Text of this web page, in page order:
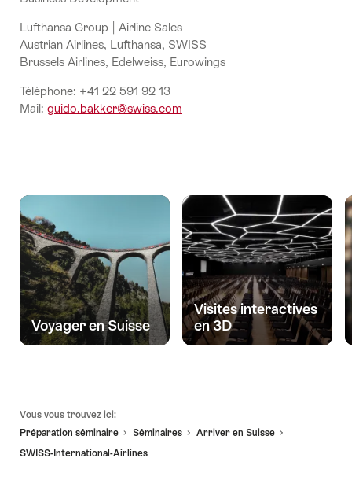
Lufthansa Group | Airline Sales
Austrian Airlines, Lufthansa, SWISS
Brussels Airlines, Edelweiss, Eurowings
Téléphone: +41 22 591 92 13
Mail: guido.bakker@swiss.com
Voyager en Suisse
Visites interactives
en 3D
Vous vous trouvez ici:
Préparation séminaire
Séminaires
Arriver en Suisse
SWISS-International-Airlines